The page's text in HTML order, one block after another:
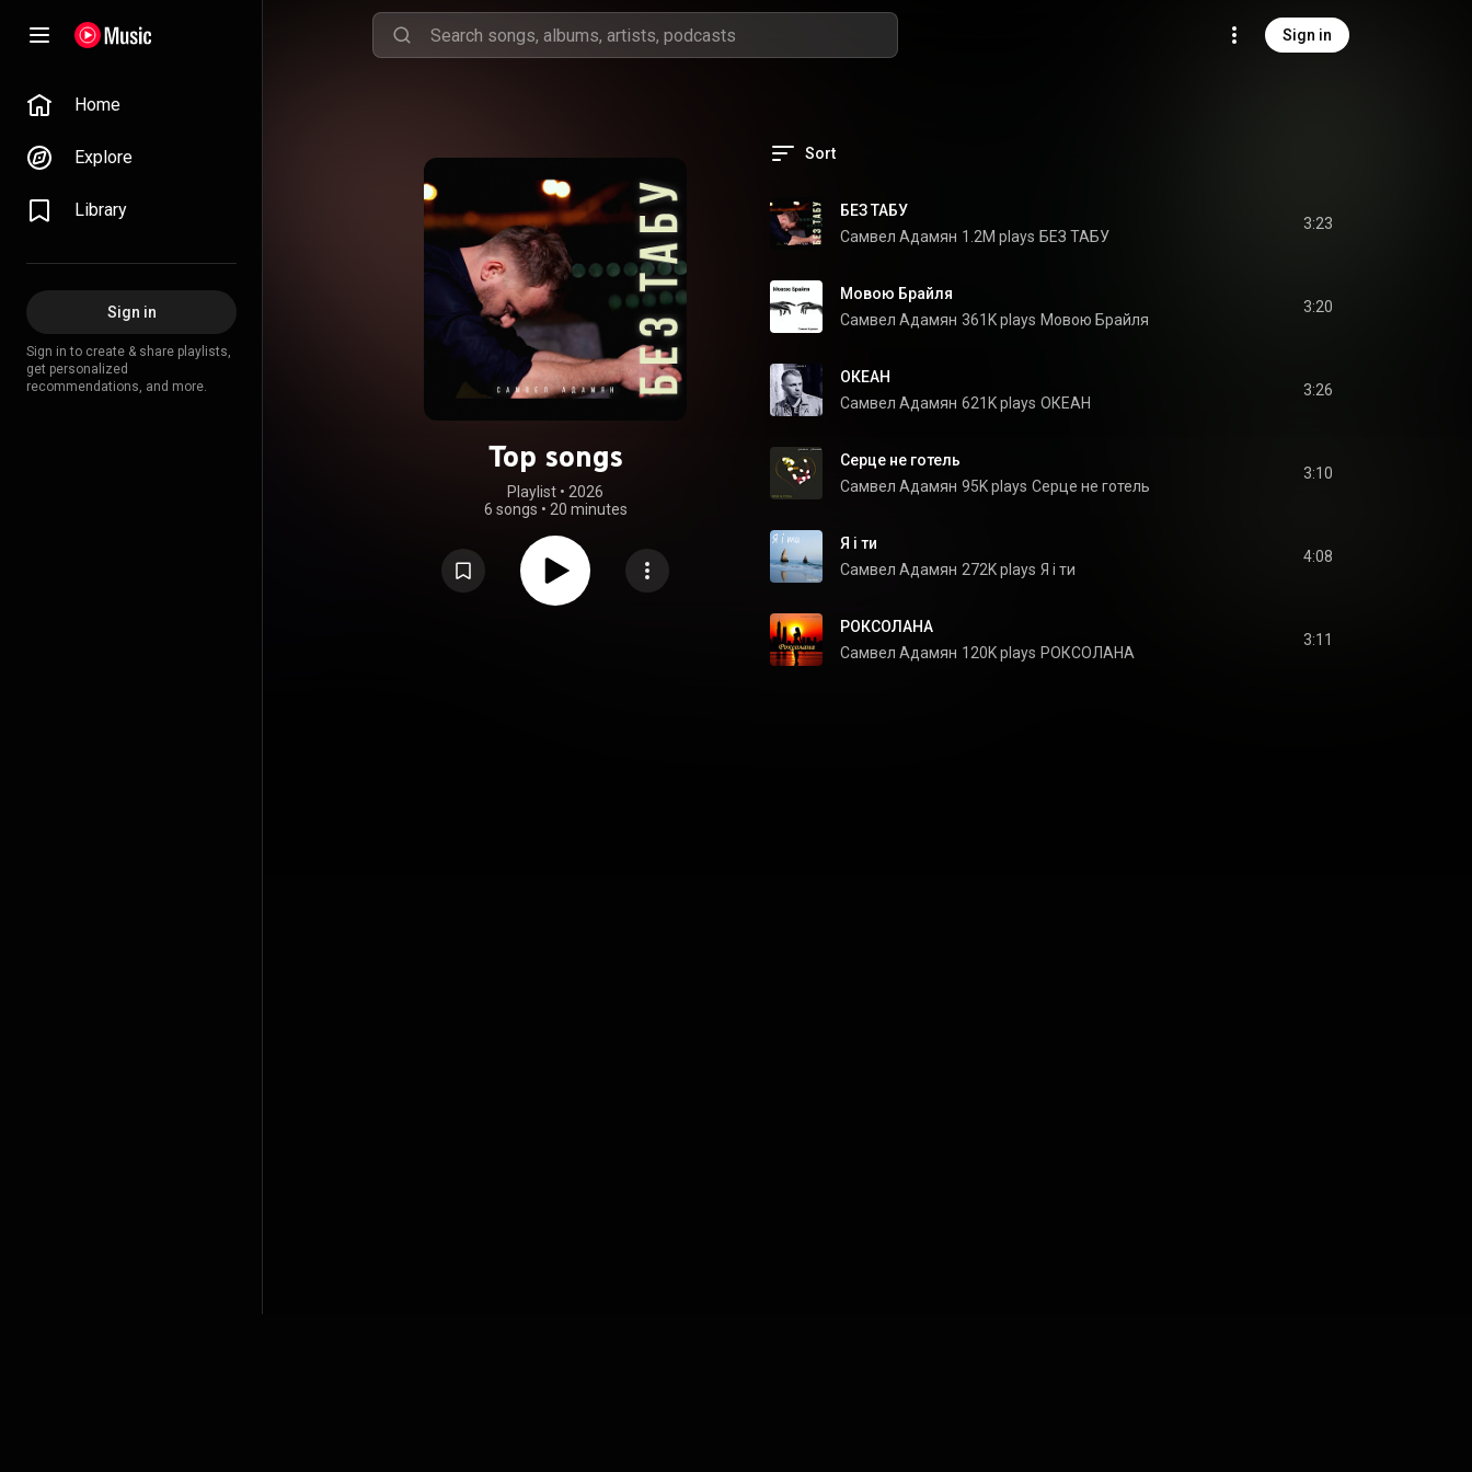
Sign in
Home
Explore
Library
Sign in
Sign in to create & share playlists,
get personalized
recommendations, and more.
Top songs
Playlist • 2026
6 songs • 20 minutes
Sort
БЕЗ ТАБУ
Самвел Адамян 1.2M plays БЕЗ ТАБУ
3:23
Мовою Брайля
Самвел Адамян 361K plays Мовою Брайля
3:20
ОКЕАН
Самвел Адамян 621K plays ОКЕАН
3:26
Серце не готель
Самвел Адамян 95K plays Серце не готель
3:10
Я і ти
Самвел Адамян 272K plays Я і ти
4:08
РОКСОЛАНА
Самвел Адамян 120K plays РОКСОЛАНА
3:11